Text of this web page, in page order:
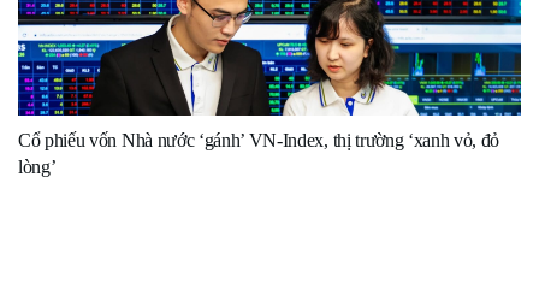
Cổ phiếu vốn Nhà nước ‘gánh’ VN-Index, thị trường ‘xanh vỏ, đỏ
lòng’